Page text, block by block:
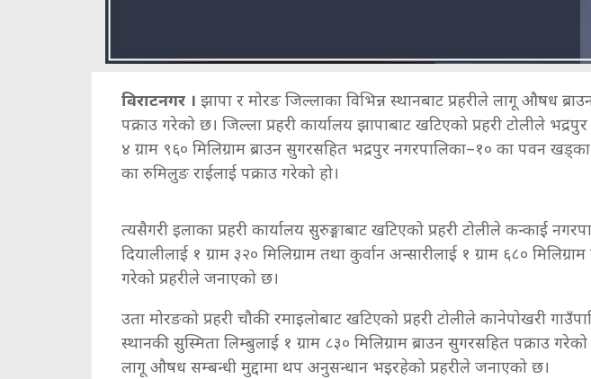
विराटनगर । झापा र मोरङ जिल्लाका विभिन्न स्थानबाट प्रहरीले लागू औषध
पक्राउ गरेको छ। जिल्ला प्रहरी कार्यालय झापाबाट खटिएको प्रहरी टोलीले
४ ग्राम ९६० मिलिग्राम ब्राउन सुगरसहित भद्रपुर नगरपालिका–१० का पवन
का रुमिलुङ राईलाई पक्राउ गरेको हो।
त्यसैगरी इलाका प्रहरी कार्यालय सुरुङ्गाबाट खटिएको प्रहरी टोलीले कन्काई
दियालीलाई १ ग्राम ३२० मिलिग्राम तथा कुर्वान अन्सारीलाई १ ग्राम ६८०
गरेको प्रहरीले जनाएको छ।
उता मोरङको प्रहरी चौकी रमाइलोबाट खटिएको प्रहरी टोलीले कानेपोखरी
स्थानकी सुस्मिता लिम्बुलाई १ ग्राम ८३० मिलिग्राम ब्राउन सुगरसहित पक्राउ
लागू औषध सम्बन्धी मुद्दामा थप अनुसन्धान भइरहेको प्रहरीले जनाएको छ।